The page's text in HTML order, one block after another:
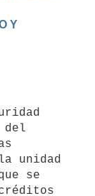
Y
del
unidad
se